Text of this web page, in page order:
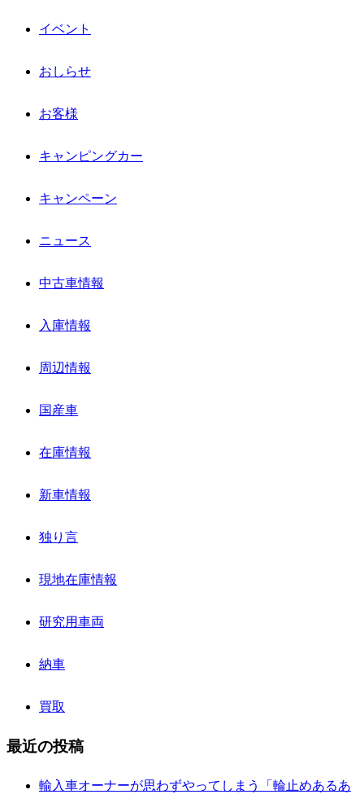
イベント
おしらせ
お客様
キャンピングカー
キャンペーン
ニュース
中古車情報
入庫情報
周辺情報
国産車
在庫情報
新車情報
独り言
現地在庫情報
研究用車両
納車
買取
最近の投稿
輸入車オーナーが思わずやってしまう「輪止めあるあ